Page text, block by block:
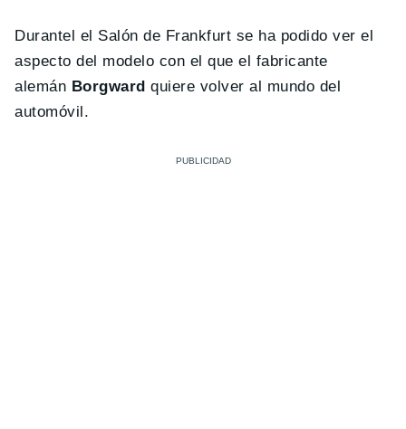
Durantel el Salón de Frankfurt se ha podido ver el
aspecto del modelo con el que el fabricante
alemán Borgward quiere volver al mundo del
automóvil.